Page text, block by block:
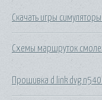
Скачать игры
Схемы маршруток
Прошивка d link dvg